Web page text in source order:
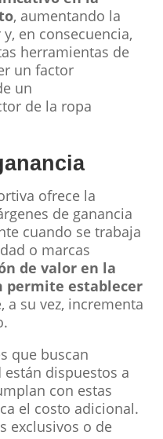
, aumentando la
en consecuencia,
herramientas de
un factor
un
de la ropa
ofrece la
de ganancia
cuando se trabaja
o marcas
de valor en la
permite establecer
a su vez, incrementa
que buscan
dispuestos a
con estas
el costo adicional.
exclusivos o de